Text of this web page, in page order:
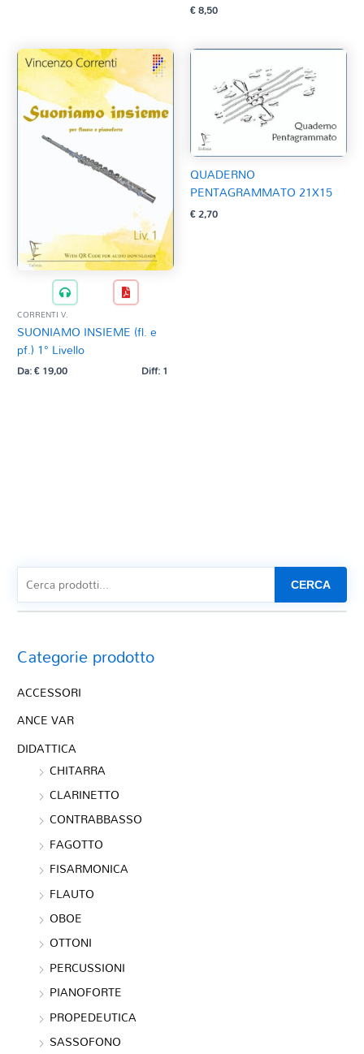
€8,50
CORRENTI V.
SUONIAMO INSIEME (fl. e
pf.) 1° Livello
Da:€19,00 Diff: 1
QUADERNO
PENTAGRAMMATO 21X15
€2,70
CERCA
Categorie prodotto
ACCESSORI
ANCE VAR
DIDATTICA
CHITARRA
CLARINETTO
CONTRABBASSO
FAGOTTO
FISARMONICA
FLAUTO
OBOE
OTTONI
PERCUSSIONI
PIANOFORTE
PROPEDEUTICA
SASSOFONO